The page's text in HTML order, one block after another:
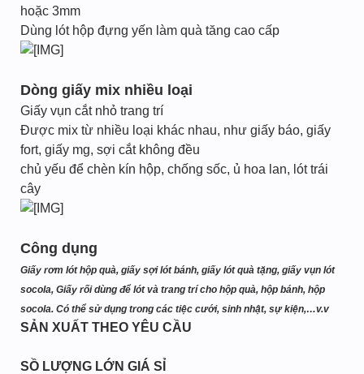
hoặc 3mm
Dùng lót hộp đựng yến làm quà tăng cao cấp
Dòng giấy mix nhiều loại
Giấy vụn cắt nhỏ trang trí
Được mix từ nhiều loại khác nhau, như giấy báo, giấy
fort, giấy mg, sợi cắt không đều
chủ yếu để chèn kín hộp, chống sốc, ủ hoa lan, lót trái
cây
Công dụng
Giấy rơm lót hộp quà, giấy sợi lót bánh, giấy lót quà tặng, giấy vụn lót
socola, Giấy rối dùng để lót và trang trí cho hộp quà, hộp bánh, hộp
socola. Có thể sử dụng trong các tiệc cưới, sinh nhật, sự kiện,…v.v
SẢN XUẤT THEO YÊU CẦU
SỒ LƯỢNG LỚN GIÁ SỈ